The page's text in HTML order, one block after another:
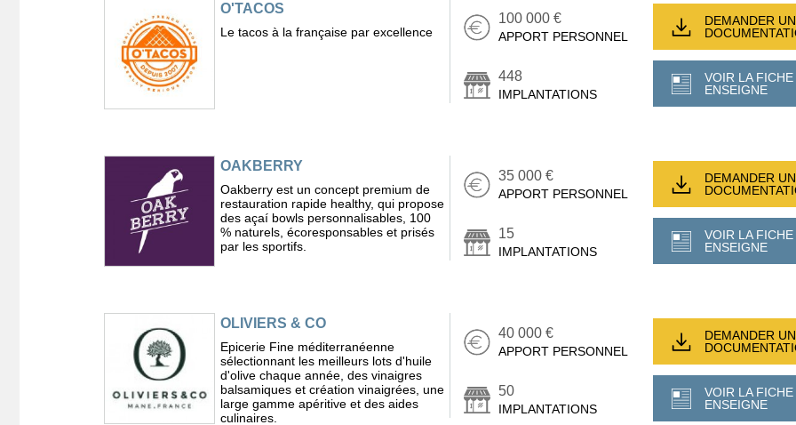
O'TACOS
Le tacos à la française par excellence
100 000 €
APPORT PERSONNEL
448
IMPLANTATIONS
DEMANDER
VOIR LA FICHE
ENSEIGNE
OAKBERRY
Oakberry est un concept premium de
restauration rapide healthy, qui propose
des açaí bowls personnalisables, 100
% naturels, écoresponsables et prisés
par les sportifs.
35 000 €
APPORT PERSONNEL
15
IMPLANTATIONS
DEMANDER
VOIR LA FICHE
ENSEIGNE
OLIVIERS & CO
Epicerie Fine méditerranéenne
sélectionnant les meilleurs lots d'huile
d'olive chaque année, des vinaigres
balsamiques et création vinaigrées, une
large gamme apéritive et des aides
culinaires.
40 000 €
APPORT PERSONNEL
50
IMPLANTATIONS
DEMANDER
VOIR LA FICHE
ENSEIGNE